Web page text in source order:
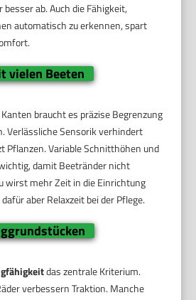
ab. Auch die Fähigkeit,
automatisch zu erkennen, spart
vielen Beeten
braucht es präzise Begrenzung
Verlässliche Sensorik verhindert
Pflanzen. Variable Schnitthöhen und
damit Beetränder nicht
wirst mehr Zeit in die Einrichtung
aber Relaxzeit bei der Pflege.
das zentrale Kriterium.
verbessern Traktion. Manche